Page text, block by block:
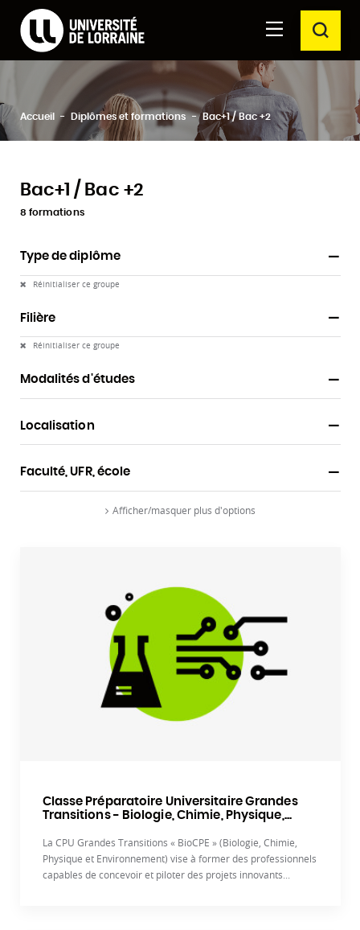
contenu
principal
moteur
de
recherche
Formations Université de Lorraine
Rechercher
Accueil Diplômes et formations Bac+1 / Bac +2
Bac+1 / Bac +2
8 formations
Type de diplôme
Réinitialiser ce groupe
Filière
Réinitialiser ce groupe
Modalités d'études
Localisation
Faculté, UFR, école
Afficher/masquer plus d'options
Classe Préparatoire Universitaire Grandes
Transitions - Biologie, Chimie, Physique,...
La CPU Grandes Transitions « BioCPE » (Biologie, Chimie,
Physique et Environnement) vise à former des professionnels
capables de concevoir et piloter des projets innovants...